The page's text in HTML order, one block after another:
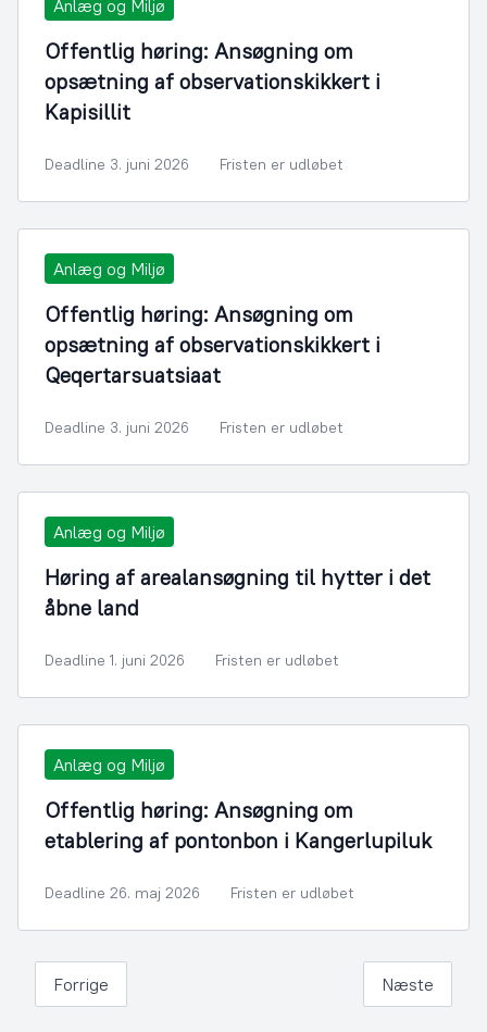
Anlæg og Miljø
Offentlig høring: Ansøgning om
opsætning af observationskikkert i
Kapisillit
Deadline 3. juni 2026 Fristen er udløbet
Anlæg og Miljø
Offentlig høring: Ansøgning om
opsætning af observationskikkert i
Qeqertarsuatsiaat
Deadline 3. juni 2026 Fristen er udløbet
Anlæg og Miljø
Høring af arealansøgning til hytter i det
åbne land
Deadline 1. juni 2026 Fristen er udløbet
Anlæg og Miljø
Offentlig høring: Ansøgning om
etablering af pontonbon i Kangerlupiluk
Deadline 26. maj 2026 Fristen er udløbet
Forrige Næste